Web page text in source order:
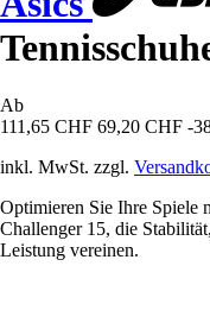
Ab
111,65 CHF 69,20 CHF -
inkl. MwSt. zzgl.
Optimieren Sie Ihre Spiele
Challenger 15, die
Leistung vereinen.